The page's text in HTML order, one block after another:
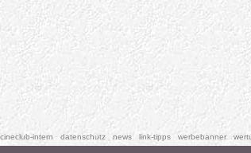
cineclub-intern datenschutz news link-tipps werbebanner